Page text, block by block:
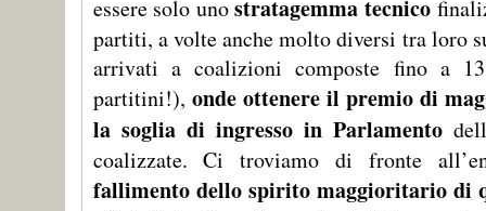
essere solo unostratagemma tecnico
partiti, a volte anche molto diversi tra loro
arrivati a coalizioni composte fino a
partitini!), onde ottenere il premio di
la soglia di ingresso in Parlamento
coalizzate. Ci troviamo di fronte
fallimento dello spirito maggioritario di